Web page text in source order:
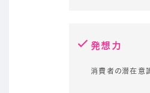
発想力
消費者の潜在意